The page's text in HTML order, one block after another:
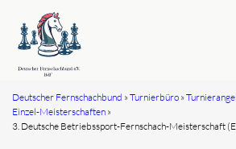
Suchbegriffe
Deutscher Fernschachbund Turnierbüro
Einzel-Meisterschaften
3. Deutsche Betriebssport-Fernschach-Meisterschaft